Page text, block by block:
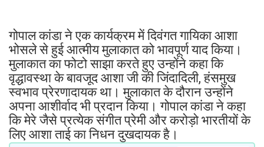
गोपाल कांडा ने एक कार्यक्रम में दिवंगत गायिका आशा
भोसले से हुई आत्मीय मुलाकात को भावपूर्ण याद किया।
मुलाकात का फोटो साझा करते हुए उन्होंने कहा कि
वृद्धावस्था के बावजूद आशा जी की जिंदादिली, हंसमुख
स्वभाव प्रेरणादायक था। मुलाकात के दौरान उन्होंने
अपना आशीर्वाद भी प्रदान किया। गोपाल कांडा ने कहा
कि मेरे जैसे प्रत्येक संगीत प्रेमी और करोड़ो भारतीयों के
लिए आशा ताई का निधन दुखदायक है।